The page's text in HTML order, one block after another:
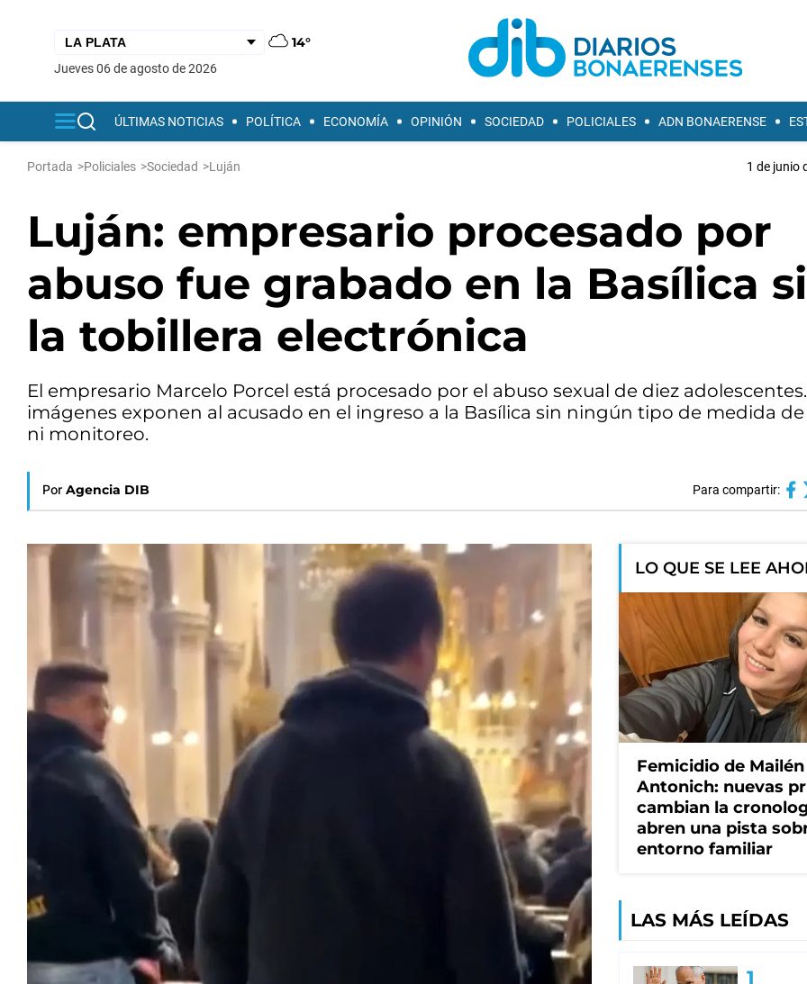
14°
jueves 06 de agosto de 2026
ÚLTIMAS NOTICIAS POLÍTICA ECONOMÍA OPINIÓN SOCIEDAD POLICIALES ADN BONAERENSE
Portada >Policiales >Sociedad >Luján 1 de junio
Luján: empresario procesado por
abuso fue grabado en la Basílica
la tobillera electrónica
El empresario Marcelo Porcel está procesado por el abuso sexual de diez
imágenes exponen al acusado en el ingreso a la Basílica sin ningún tipo de medida
ni monitoreo.
Por Agencia DIB Para compartir:
LO QUE SE LEE
Femicidio de Mailén
Antonich: nuevas
cambian la
abren una pista
entorno familiar
LAS MÁS LEÍDAS